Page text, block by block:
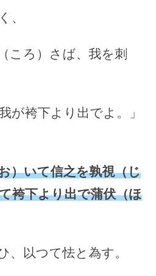
、
ころ）さば、我を刺
が袴下より出でよ。」
）いて信之を孰視（じ
袴下より出で蒲伏（ほ
、以つて怯と為す。